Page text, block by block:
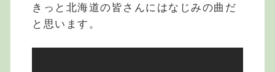
きっと北海道の皆さんにはなじみの曲だ
と思います。